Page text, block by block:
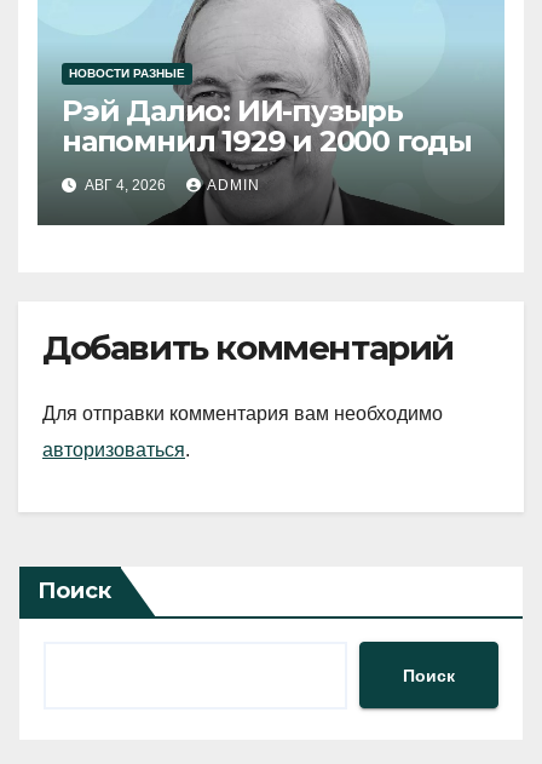
НОВОСТИ РАЗНЫЕ
Рэй Далио: ИИ-пузырь
напомнил 1929 и 2000 годы
АВГ 4, 2026 ADMIN
Добавить комментарий
Для отправки комментария вам необходимо
авторизоваться.
Поиск
Поиск